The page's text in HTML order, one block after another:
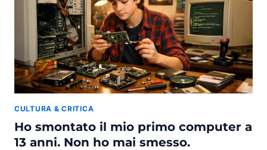
CULTURA & CRITICA
Ho smontato il mio primo computer a
13 anni. Non ho mai smesso.